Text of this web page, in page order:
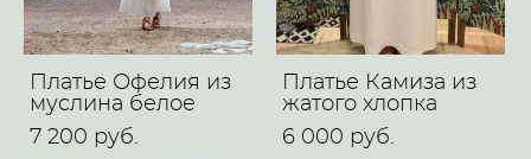
Платье Офелия из
муслина белое
7 200 pуб.
Платье Камиза из
жатого хлопка
6 000 pуб.